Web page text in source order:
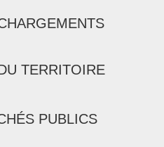
TERRITOIRE
PUBLICS